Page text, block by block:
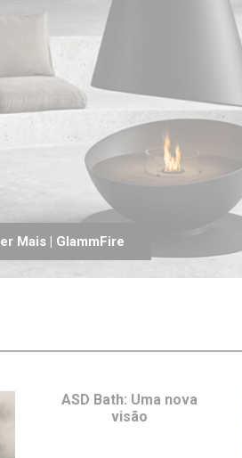
Mais | GlammFire
ASD Bath: Uma nova
visão